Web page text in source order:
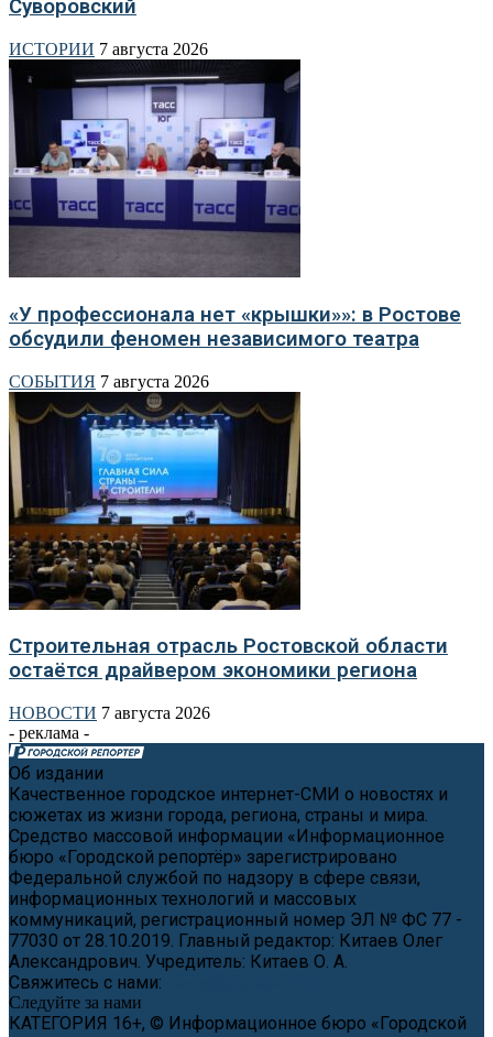
Суворовский
ИСТОРИИ 7 августа 2026
«У профессионала нет «крышки»»: в Ростове
обсудили феномен независимого театра
СОБЫТИЯ 7 августа 2026
Строительная отрасль Ростовской области
остаётся драйвером экономики региона
НОВОСТИ 7 августа 2026
- реклама -
Об издании
Качественное городское интернет-СМИ о новостях и
сюжетах из жизни города, региона, страны и мира.
Средство массовой информации «Информационное
бюро «Городской репортёр» зарегистрировано
Федеральной службой по надзору в сфере связи,
информационных технологий и массовых
коммуникаций, регистрационный номер ЭЛ № ФС 77 -
77030 от 28.10.2019. Главный редактор: Китаев Олег
Александрович. Учредитель: Китаев О. А.
Свяжитесь с нами:
Следуйте за нами
КАТЕГОРИЯ 16+, © Информационное бюро «Городской